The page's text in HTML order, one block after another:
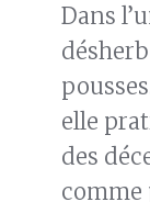
Dans
elle
des
comme